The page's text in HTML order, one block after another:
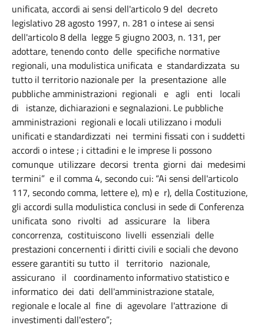
unificata, accordi ai sensi dell'articolo 9 del decreto
legislativo 28 agosto 1997, n. 281 o intese ai sensi
dell'articolo 8 della legge 5 giugno 2003, n. 131, per
adottare, tenendo conto delle specifiche normative
regionali, una modulistica unificata e standardizzata su
tutto il territorio nazionale per la presentazione alle
pubbliche amministrazioni regionali e agli enti locali
di istanze, dichiarazioni e segnalazioni. Le pubbliche
amministrazioni regionali e locali utilizzano i moduli
unificati e standardizzati nei termini fissati con i suddetti
accordi o intese ; i cittadini e le imprese li possono
comunque utilizzare decorsi trenta giorni dai medesimi
termini” e il comma 4, secondo cui: “Ai sensi dell'articolo
117, secondo comma, lettere e), m) e r), della Costituzione,
gli accordi sulla modulistica conclusi in sede di Conferenza
unificata sono rivolti ad assicurare la libera
concorrenza, costituiscono livelli essenziali delle
prestazioni concernenti i diritti civili e sociali che devono
essere garantiti su tutto il territorio nazionale,
assicurano il coordinamento informativo statistico e
informatico dei dati dell'amministrazione statale,
regionale e locale al fine di agevolare l'attrazione di
investimenti dall'estero”;